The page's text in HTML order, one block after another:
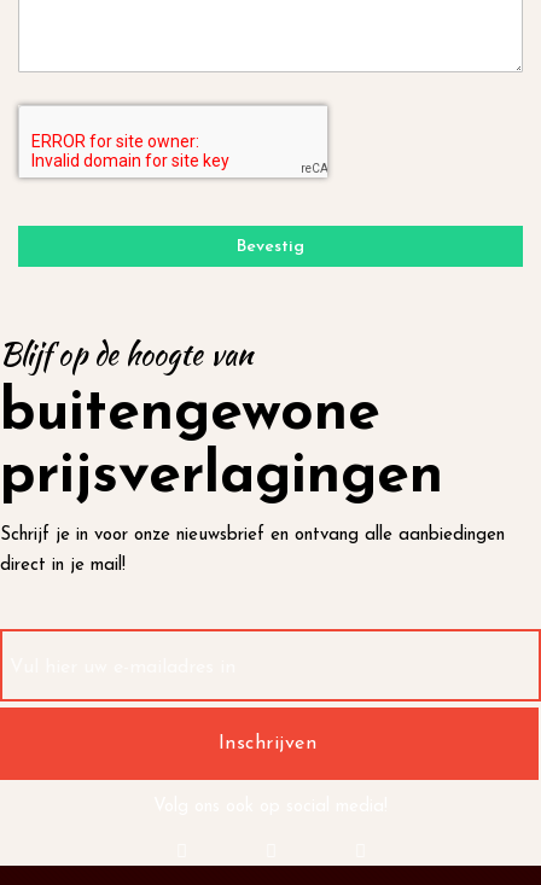
Bevestig
Blijf op de hoogte van
buitengewone
prijsverlagingen
Schrijf je in voor onze nieuwsbrief en ontvang alle aanbiedingen
direct in je mail!